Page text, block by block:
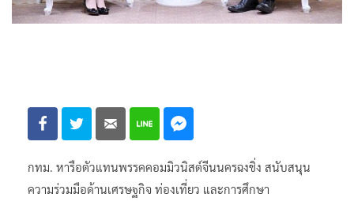
กทม. หารือตัวแทนพรรคคอมมิวนิสต์จีนนครฉงชิ่ง สนับสนุน
ความร่วมมือด้านเศรษฐกิจ ท่องเที่ยว และการศึกษา